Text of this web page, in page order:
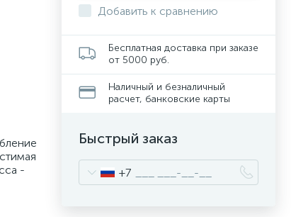
-
Добавить к сравнению
Бесплатная доставка при заказе
от 5000 руб.
Наличный и безналичный
расчет, банковские карты
Быстрый заказ
+7